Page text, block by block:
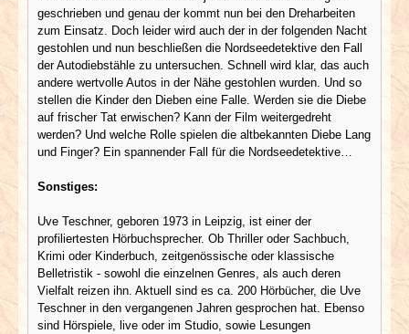
geschrieben und genau der kommt nun bei den Dreharbeiten
zum Einsatz. Doch leider wird auch der in der folgenden Nacht
gestohlen und nun beschließen die Nordseedetektive den Fall
der Autodiebstähle zu untersuchen. Schnell wird klar, das auch
andere wertvolle Autos in der Nähe gestohlen wurden. Und so
stellen die Kinder den Dieben eine Falle. Werden sie die Diebe
auf frischer Tat erwischen? Kann der Film weitergedreht
werden? Und welche Rolle spielen die altbekannten Diebe Lang
und Finger? Ein spannender Fall für die Nordseedetektive…
Sonstiges:
Uve Teschner, geboren 1973 in Leipzig, ist einer der
profiliertesten Hörbuchsprecher. Ob Thriller oder Sachbuch,
Krimi oder Kinderbuch, zeitgenössische oder klassische
Belletristik - sowohl die einzelnen Genres, als auch deren
Vielfalt reizen ihn. Aktuell sind es ca. 200 Hörbücher, die Uve
Teschner in den vergangenen Jahren gesprochen hat. Ebenso
sind Hörspiele, live oder im Studio, sowie Lesungen